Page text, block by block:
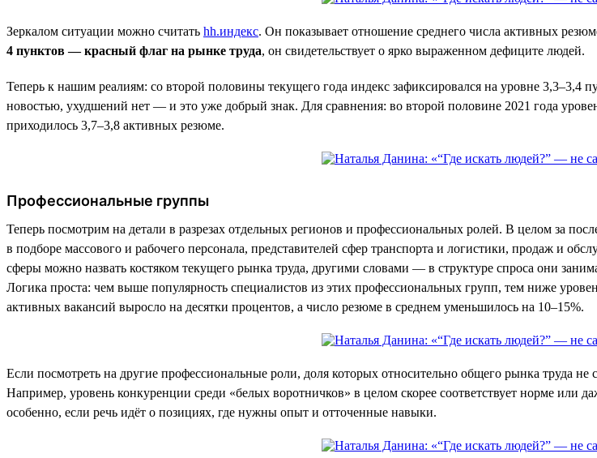
Зеркалом ситуации можно считать hh.индекс. Он показывает отношение среднего числа активных
4 пунктов — красный флаг на рынке труда, он свидетельствует о ярко выраженном дефиците людей.
Теперь к нашим реалиям: со второй половины текущего года индекс зафиксировался на уровне
новостью, ухудшений нет — и это уже добрый знак. Для сравнения: во второй половине 2021 года
приходилось 3,7–3,8 активных резюме.
Профессиональные группы
Теперь посмотрим на детали в разрезах отдельных регионов и профессиональных ролей. В целом за
в подборе массового и рабочего персонала, представителей сфер транспорта и логистики, продаж и
сферы можно назвать костяком текущего рынка труда, другими словами — в структуре спроса они
Логика проста: чем выше популярность специалистов из этих профессиональных групп, тем ниже
активных вакансий выросло на десятки процентов, а число резюме в среднем уменьшилось на 10–15%.
Если посмотреть на другие профессиональные роли, доля которых относительно общего рынка труда
Например, уровень конкуренции среди «белых воротничков» в целом скорее соответствует норме или
особенно, если речь идёт о позициях, где нужны опыт и отточенные навыки.